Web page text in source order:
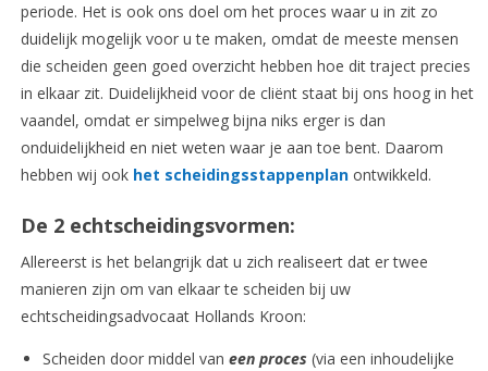
periode. Het is ook ons doel om het proces waar u in zit zo
duidelijk mogelijk voor u te maken, omdat de meeste mensen
die scheiden geen goed overzicht hebben hoe dit traject precies
in elkaar zit. Duidelijkheid voor de cliënt staat bij ons hoog in het
vaandel, omdat er simpelweg bijna niks erger is dan
onduidelijkheid en niet weten waar je aan toe bent. Daarom
hebben wij ook het scheidingsstappenplan ontwikkeld.
De 2 echtscheidingsvormen:
Allereerst is het belangrijk dat u zich realiseert dat er twee
manieren zijn om van elkaar te scheiden bij uw
echtscheidingsadvocaat Hollands Kroon:
Scheiden door middel van een proces (via een inhoudelijke